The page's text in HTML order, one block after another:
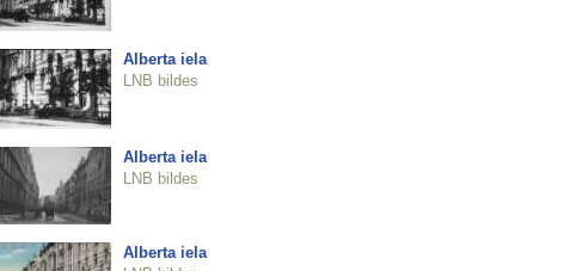
Alberta iela
LNB bildes
Alberta iela
LNB bildes
Alberta iela